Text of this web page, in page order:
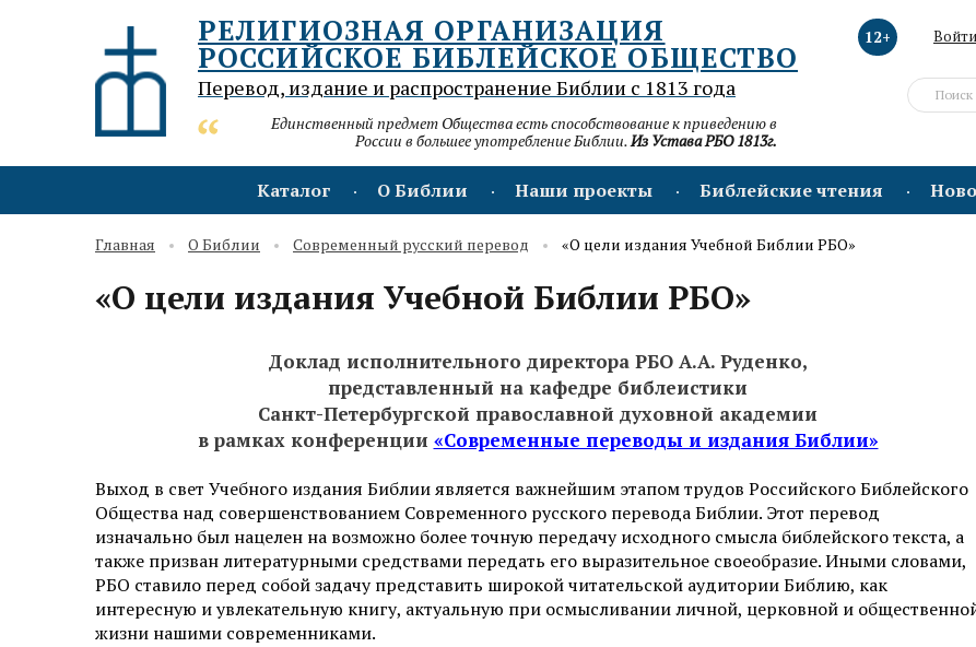
РЕЛИГИОЗНАЯ ОРГАНИЗАЦИЯ
РОССИЙСКОЕ БИБЛЕЙСКОЕ ОБЩЕСТВО
Перевод, издание и распространение Библии с 1813 года
Единственный предмет Общества есть способствование к приведению в
России в большее употребление Библии.Из Устава РБО 1813г.
12+ Войти
Каталог О Библии Наши проекты Библейские чтения
Главная О Библии Современный русский перевод «О цели издания Учебной Библии РБО»
«О цели издания Учебной Библии РБО»
Доклад исполнительного директора РБО А.А. Руденко,
представленный на кафедре библеистики
Санкт-Петербургской православной духовной академии
в рамках конференции «Современные переводы и издания Библии»
Выход в свет Учебного издания Библии является важнейшим этапом трудов Российского Библейского
Общества над совершенствованием Современного русского перевода Библии. Этот перевод
изначально был нацелен на возможно более точную передачу исходного смысла библейского текста, а
также призван литературными средствами передать его выразительное своеобразие. Иными словами,
РБО ставило перед собой задачу представить широкой читательской аудитории Библию, как
интересную и увлекательную книгу, актуальную при осмысливании личной, церковной и
жизни нашими современниками.